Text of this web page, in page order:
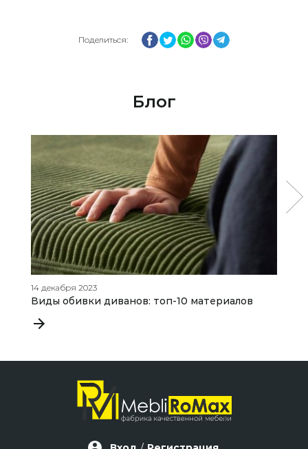
Поделиться: Facebook
TwitterWhatsApp
Viber
Блог
14 декабря 2023
Виды обивки диванов: топ-10 материалов